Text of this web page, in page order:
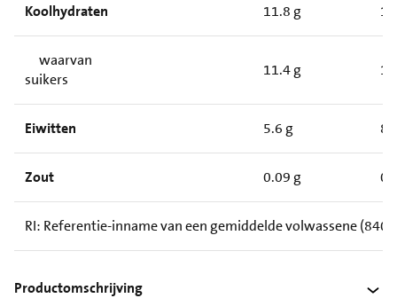
Koolhydraten 11.8 g
waarvan
suikers
11.4 g
Eiwitten 5.6 g
Zout 0.09 g
RI: Referentie-inname van een gemiddelde volwassene
Productomschrijving